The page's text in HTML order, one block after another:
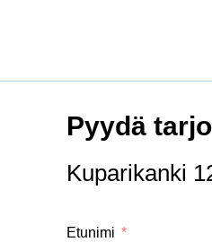
Pyydä
Kuparikanki
Etunimi